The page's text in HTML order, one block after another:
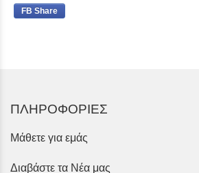
FB Share
ΠΛΗΡΟΦΟΡΙΕΣ
Μάθετε για εμάς
Διαβάστε τα Νέα μας